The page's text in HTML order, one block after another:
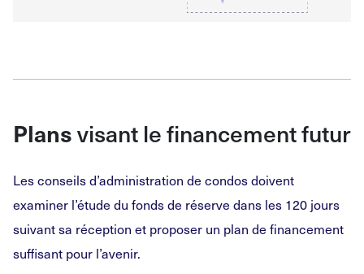
Plansvisant le financement futur
Les conseils d’administration de condos doivent
examiner l’étude du fonds de réserve dans les 120 jours
suivant sa réception et proposer un plan de financement
suffisant pour l’avenir.